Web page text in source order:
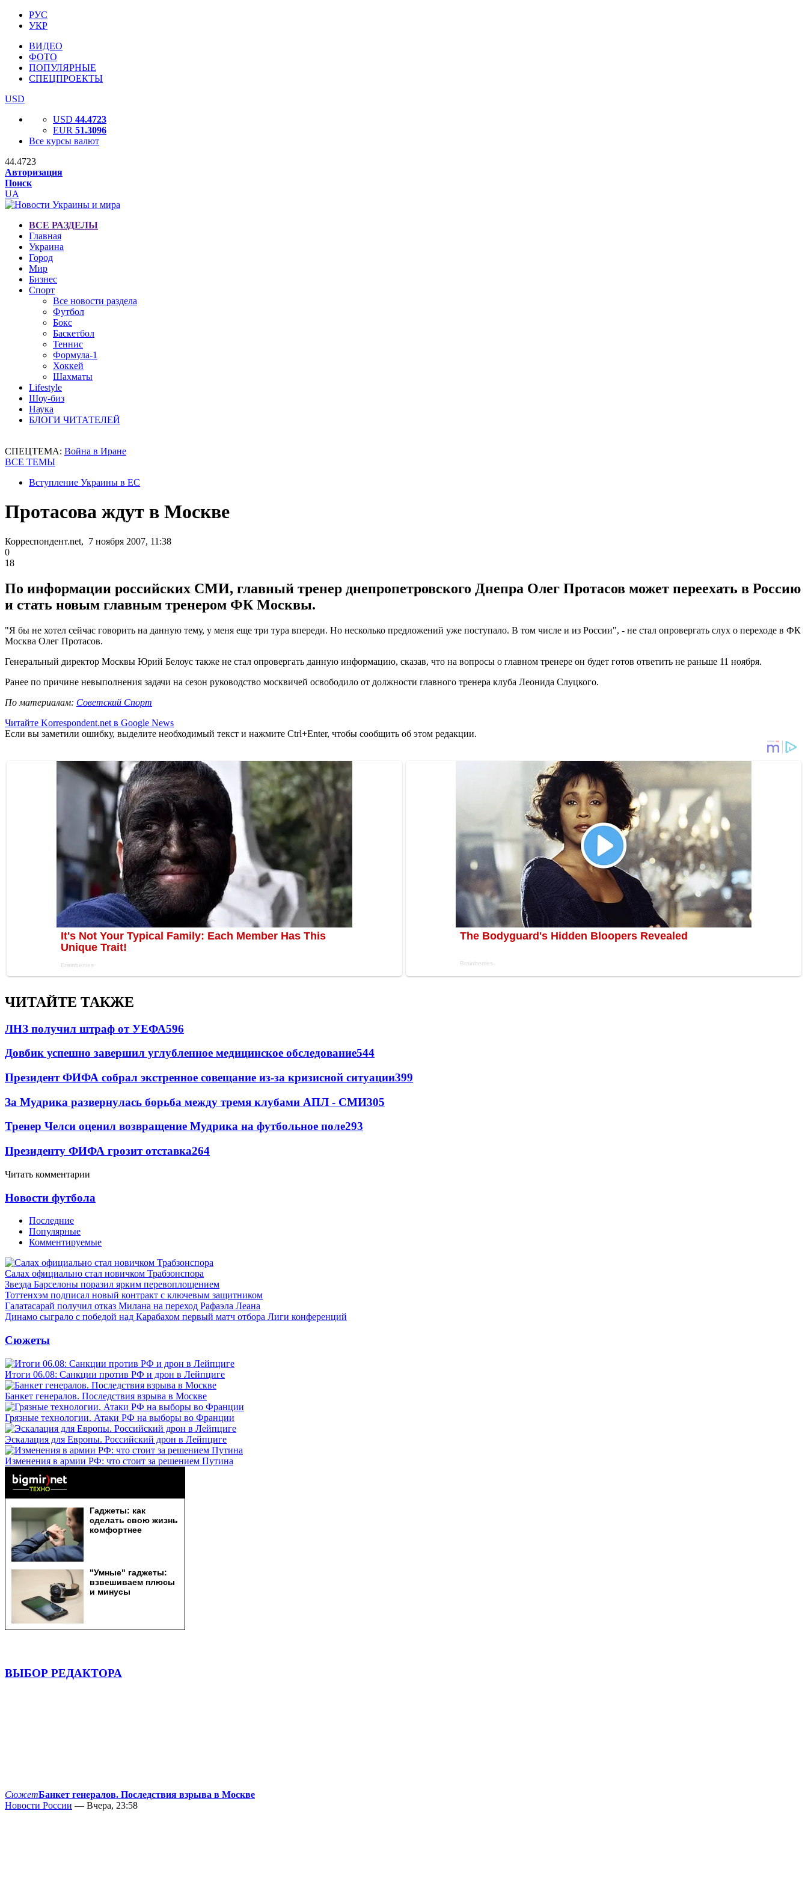
РУС
УКР
ВИДЕО
ФОТО
ПОПУЛЯРНЫЕ
СПЕЦПРОЕКТЫ
USD
USD 44.4723
EUR 51.3096
Все курсы валют
44.4723
Авторизация
Поиск
UA
ВСЕ РАЗДЕЛЫ
Главная
Украина
Город
Мир
Бизнес
Спорт
Все новости раздела
Футбол
Бокс
Баскетбол
Теннис
Формула-1
Хоккей
Шахматы
Lifestyle
Шоу-биз
Наука
БЛОГИ ЧИТАТЕЛЕЙ
СПЕЦТЕМА: Война в Иране
ВСЕ ТЕМЫ
Вступление Украины в ЕС
Протасова ждут в Москве
Корреспондент.net, 7 ноября 2007, 11:38
0
18
По информации российских СМИ, главный тренер днепропетровского Днепра Олег Протасов может переехать в Россию
и стать новым главным тренером ФК Москвы.
"Я бы не хотел сейчас говорить на данную тему, у меня еще три тура впереди. Но несколько предложений уже поступало. В том числе и из России", - не стал опровергать слух о переходе в ФК
Москва Олег Протасов.
Генеральный директор Москвы Юрий Белоус также не стал опровергать данную информацию, сказав, что на вопросы о главном тренере он будет готов ответить не раньше 11 ноября.
Ранее по причине невыполнения задачи на сезон руководство москвичей освободило от должности главного тренера клуба Леонида Слуцкого.
По материалам: Советский Спорт
Читайте Korrespondent.net в Google News
Если вы заметили ошибку, выделите необходимый текст и нажмите Ctrl+Enter, чтобы сообщить об этом редакции.
ЧИТАЙТЕ ТАКЖЕ
ЛНЗ получил штраф от УЕФА596
Довбик успешно завершил углубленное медицинское обследование544
Президент ФИФА собрал экстренное совещание из-за кризисной ситуации399
За Мудрика развернулась борьба между тремя клубами АПЛ - СМИ305
Тренер Челси оценил возвращение Мудрика на футбольное поле293
Президенту ФИФА грозит отставка264
Читать комментарии
Новости футбола
Последние
Популярные
Комментируемые
Салах официально стал новичком Трабзонспора
Звезда Барселоны поразил ярким перевоплощением
Тоттенхэм подписал новый контракт с ключевым защитником
Галатасарай получил отказ Милана на переход Рафаэла Леана
Динамо сыграло с победой над Карабахом первый матч отбора Лиги конференций
Сюжеты
Итоги 06.08: Санкции против РФ и дрон в Лейпциге
Банкет генералов. Последствия взрыва в Москве
Грязные технологии. Атаки РФ на выборы во Франции
Эскалация для Европы. Российский дрон в Лейпциге
Изменения в армии РФ: что стоит за решением Путина
ВЫБОР РЕДАКТОРА
СюжетБанкет генералов. Последствия взрыва в Москве
Новости России — Вчера, 23:58